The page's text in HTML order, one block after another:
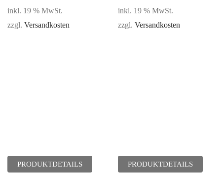
inkl. 19 % MwSt.
zzgl. Versandkosten
PRODUKTDETAILS
inkl. 19 % MwSt.
zzgl. Versandkosten
PRODUKTDETAILS